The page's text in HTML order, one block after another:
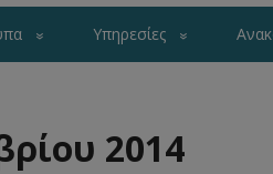
Υπηρεσίες
2014